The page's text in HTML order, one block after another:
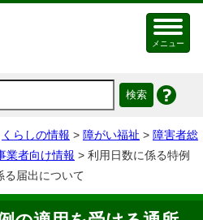
メニュー
くらしの情報 > 障がい福祉 > 障害者総
業者向け情報 > 利用日数に係る特例
る届出について